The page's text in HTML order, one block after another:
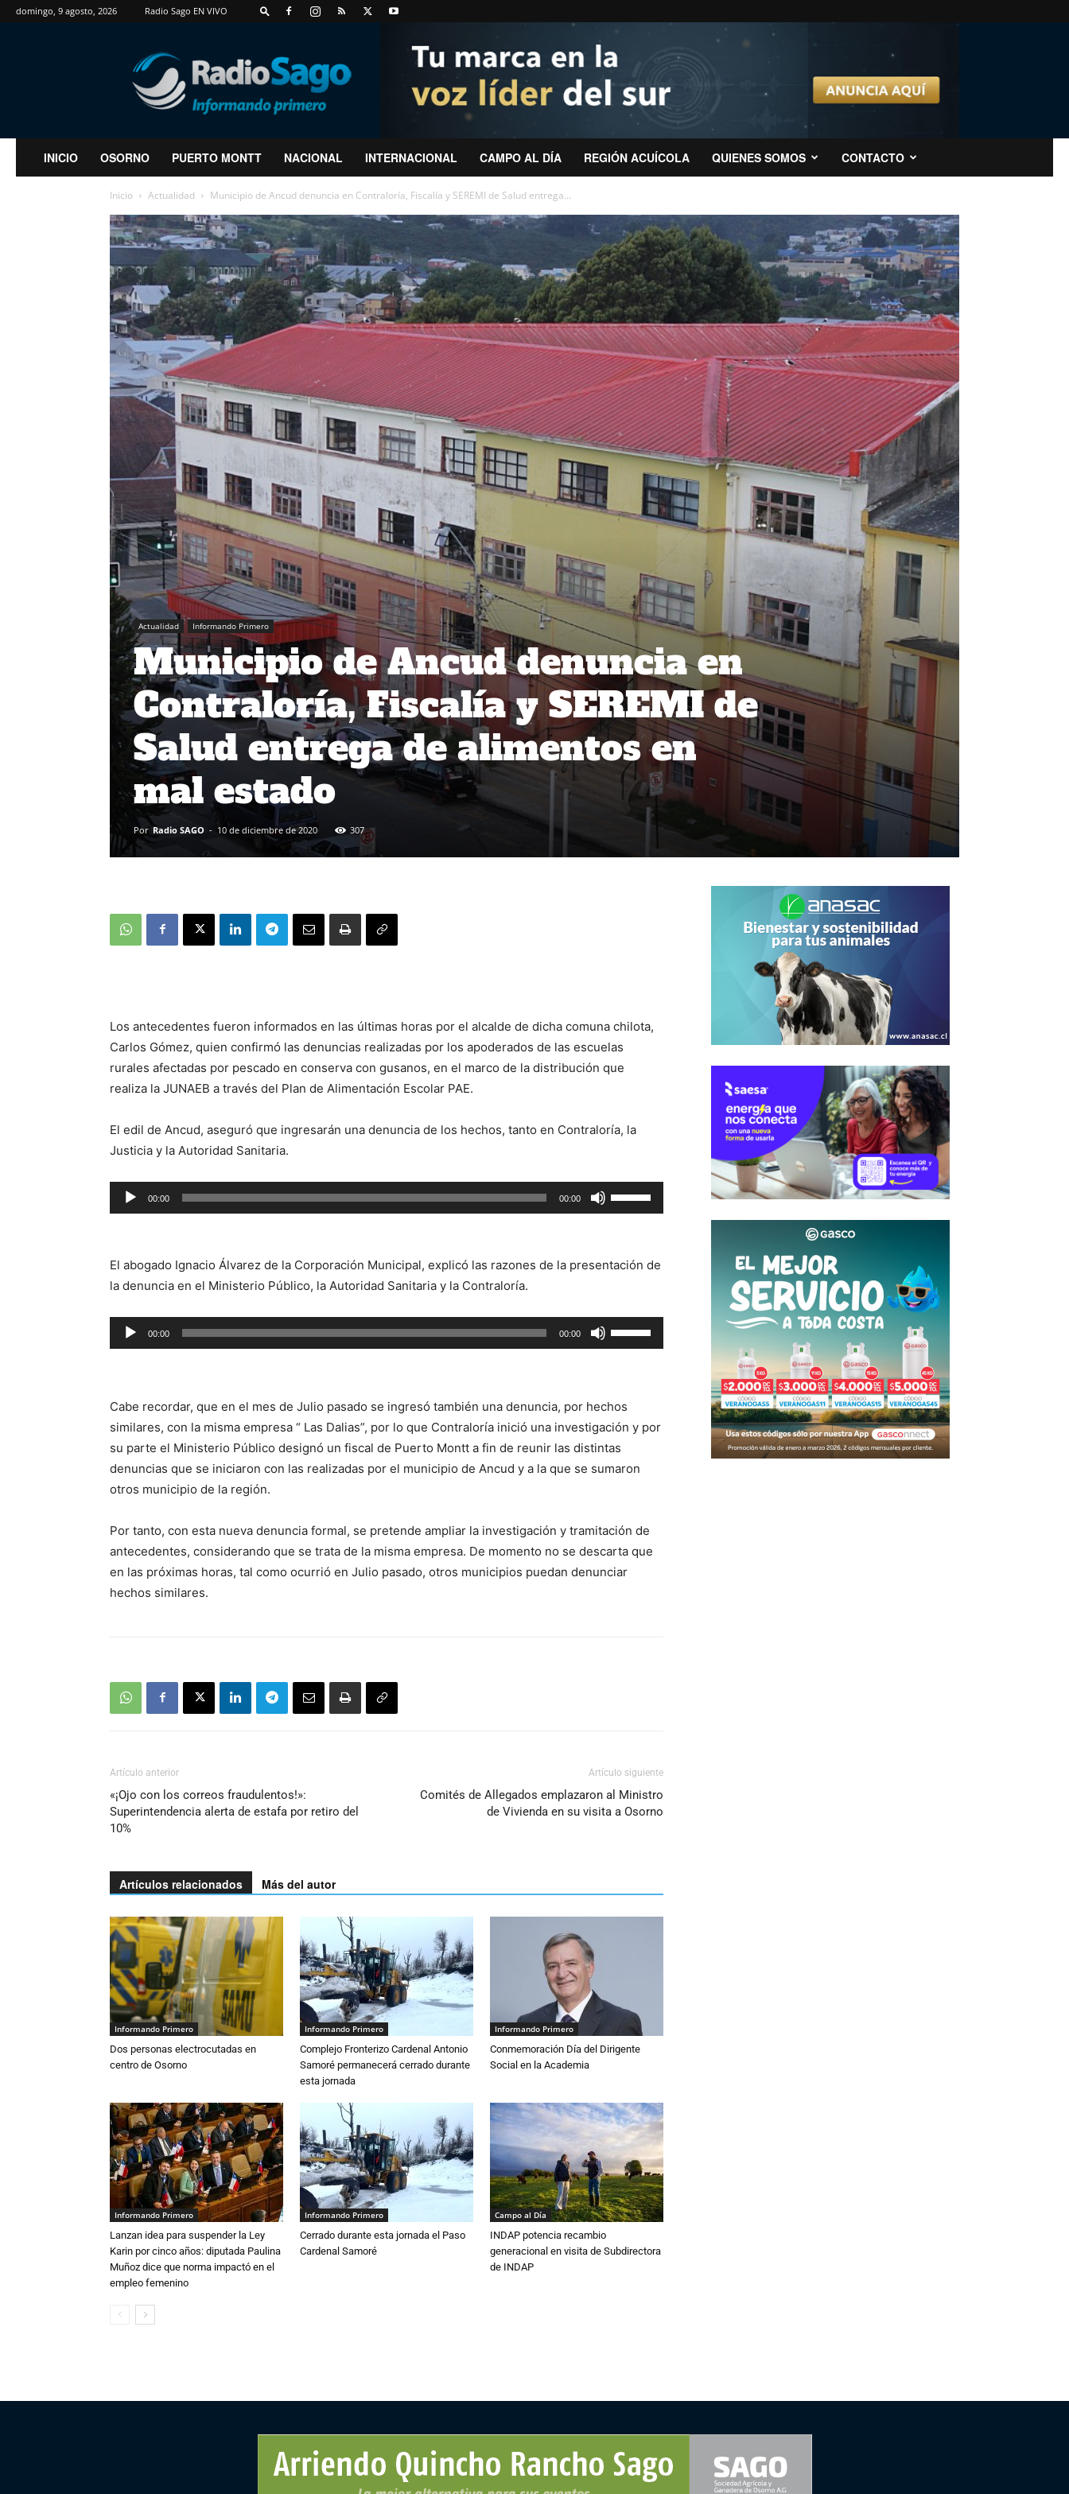
domingo, 9 agosto, 2026 Radio Sago EN VIVO
RadioSago
INICIO OSORNO PUERTO MONTT NACIONAL INTERNACIONAL CAMPO AL DÍA REGIÓN ACUÍCOLA QUIENES SOMOS CONTACTO
Inicio Actualidad Municipio de Ancud denuncia en Contraloría, Fiscalía y SEREMI de Salud entrega...
Actualidad Informando Primero
Municipio de Ancud denuncia en
Contraloría, Fiscalía y SEREMI de
Salud entrega de alimentos en
mal estado
Por Radio SAGO - 10 de diciembre de 2020 307
Los antecedentes fueron informados en las últimas horas por el alcalde de dicha comuna chilota,
Carlos Gómez, quien confirmó las denuncias realizadas por los apoderados de las escuelas
rurales afectadas por pescado en conserva con gusanos, en el marco de la distribución que
realiza la JUNAEB a través del Plan de Alimentación Escolar PAE.
El edil de Ancud, aseguró que ingresarán una denuncia de los hechos, tanto en Contraloría, la
Justicia y la Autoridad Sanitaria.
Reproductor
de
00:00 00:00
las
flecha
para
aumentar
El abogado Ignacio Álvarez de la Corporación Municipal, explicó las razones de la presentación de
la denuncia en el Ministerio Público, la Autoridad Sanitaria y la Contraloría.
Reproductor
de
00:00 00:00
las
flecha
arriba/abajo
para
aumentar
el
volumen.
Cabe recordar, que en el mes de Julio pasado se ingresó también una denuncia, por hechos
similares, con la misma empresa “ Las Dalias”, por lo que Contraloría inició una investigación y por
su parte el Ministerio Público designó un fiscal de Puerto Montt a fin de reunir las distintas
denuncias que se iniciaron con las realizadas por el municipio de Ancud y a la que se sumaron
otros municipio de la región.
Por tanto, con esta nueva denuncia formal, se pretende ampliar la investigación y tramitación de
antecedentes, considerando que se trata de la misma empresa. De momento no se descarta que
en las próximas horas, tal como ocurrió en Julio pasado, otros municipios puedan denunciar
hechos similares.
Artículo anterior
«¡Ojo con los correos fraudulentos!»:
Superintendencia alerta de estafa por retiro del
10%
Artículo siguiente
Comités de Allegados emplazaron al Ministro
de Vivienda en su visita a Osorno
Artículos relacionados Más del autor
Informando Primero
Dos personas electrocutadas en
centro de Osorno
Informando Primero
Complejo Fronterizo Cardenal Antonio
Samoré permanecerá cerrado durante
esta jornada
Informando Primero
Conmemoración Día del Dirigente
Social en la Academia
Informando Primero
Lanzan idea para suspender la Ley
Karin por cinco años: diputada Paulina
Muñoz dice que norma impactó en el
empleo femenino
Informando Primero
Cerrado durante esta jornada el Paso
Cardenal Samoré
Campo al Día
INDAP potencia recambio
generacional en visita de Subdirectora
de INDAP